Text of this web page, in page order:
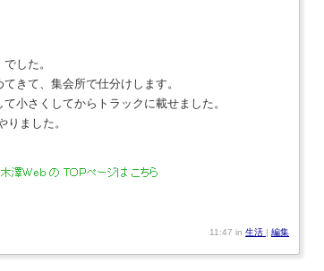
した。
きて、集会所で仕分けします。
小さくしてからトラックに載せました。
りました。
11:47 in 生活 | 編集